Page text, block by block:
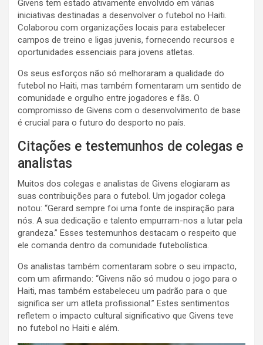
Givens tem estado ativamente envolvido em várias
iniciativas destinadas a desenvolver o futebol no Haiti.
Colaborou com organizações locais para estabelecer
campos de treino e ligas juvenis, fornecendo recursos e
oportunidades essenciais para jovens atletas.
Os seus esforços não só melhoraram a qualidade do
futebol no Haiti, mas também fomentaram um sentido de
comunidade e orgulho entre jogadores e fãs. O
compromisso de Givens com o desenvolvimento de base
é crucial para o futuro do desporto no país.
Citações e testemunhos de colegas e
analistas
Muitos dos colegas e analistas de Givens elogiaram as
suas contribuições para o futebol. Um jogador colega
notou: “Gerard sempre foi uma fonte de inspiração para
nós. A sua dedicação e talento empurram-nos a lutar pela
grandeza.” Esses testemunhos destacam o respeito que
ele comanda dentro da comunidade futebolística.
Os analistas também comentaram sobre o seu impacto,
com um afirmando: “Givens não só mudou o jogo para o
Haiti, mas também estabeleceu um padrão para o que
significa ser um atleta profissional.” Estes sentimentos
refletem o impacto cultural significativo que Givens teve
no futebol no Haiti e além.